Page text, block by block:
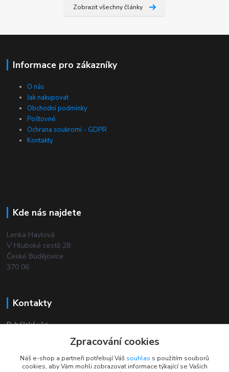
Zobrazit všechny články
Informace pro zákazníky
O nás
Jak nakupovat
Obchodní podmínky
Poštovné
Ochrana soukromí - GDPR
Kontakty
Kde nás najdete
Lenka Havlová
V Hluboké cestě 28
České Budějovice
370 06
Kontakty
Rybářské věci
+420 732 380 844
(Po-Pá, 8-18 hod.)
Zpracování cookies
Náš e-shop a partneři potřebují Váš souhlas s použitím souborů
cookies, aby Vám mohli zobrazovat informace týkající se Vašich